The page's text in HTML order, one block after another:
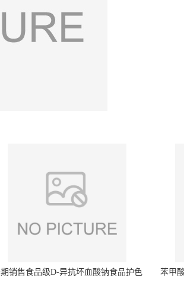
销售食品级D-异抗坏血酸钠食品护色
苯甲